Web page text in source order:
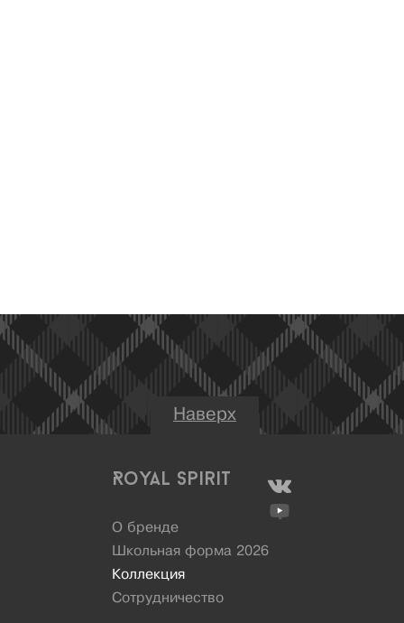
Наверх
Royal Spirit
О бренде
Школьная форма 2026
Коллекция
Сотрудничество